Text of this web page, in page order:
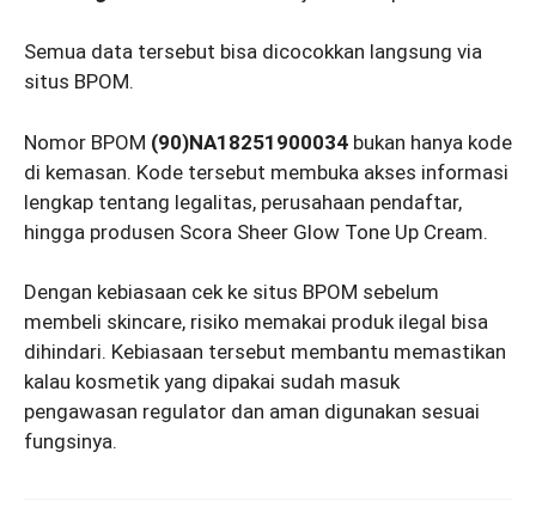
Semua data tersebut bisa dicocokkan langsung via
situs BPOM.
Nomor BPOM (90)NA18251900034 bukan hanya kode
di kemasan. Kode tersebut membuka akses informasi
lengkap tentang legalitas, perusahaan pendaftar,
hingga produsen Scora Sheer Glow Tone Up Cream.
Dengan kebiasaan cek ke situs BPOM sebelum
membeli skincare, risiko memakai produk ilegal bisa
dihindari. Kebiasaan tersebut membantu memastikan
kalau kosmetik yang dipakai sudah masuk
pengawasan regulator dan aman digunakan sesuai
fungsinya.